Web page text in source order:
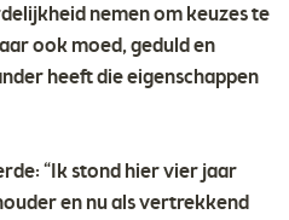
nemen om keuzes te
ook moed, geduld en
heeft die eigenschappen
“Ik stond hier vier jaar
en nu als vertrekkend